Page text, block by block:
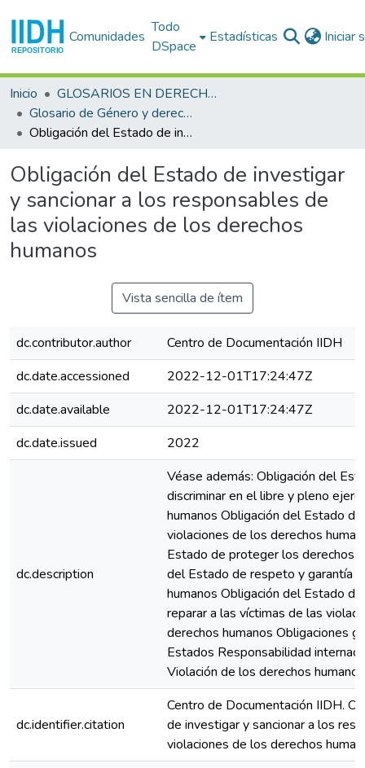
Comunidades
Todo
DSpace
Estadísticas Iniciar
Inicio
GLOSARIOS EN DERECHOS HUMANOS
Glosario de Género y derechos humanos
Obligación del Estado de investigar y sancionar a los responsables de las violaciones de los derechos humanos
Obligación del Estado de investigar
y sancionar a los responsables de
las violaciones de los derechos
humanos
Vista sencilla de ítem
dc.contributor.author
Centro de Documentación IIDH
dc.date.accessioned
2022-12-01T17:24:47Z
dc.date.available
2022-12-01T17:24:47Z
dc.date.issued
2022
dc.description
Véase además: Obligación del
discriminar en el libre y pleno
humanos Obligación del Estado
violaciones de los derechos
Estado de proteger los derechos
del Estado de respeto y garantía
humanos Obligación del Estado
reparar a las víctimas de las
derechos humanos Obligaciones
Estados Responsabilidad
Violación de los derechos humanos
dc.identifier.citation
Centro de Documentación IIDH.
de investigar y sancionar a los
violaciones de los derechos